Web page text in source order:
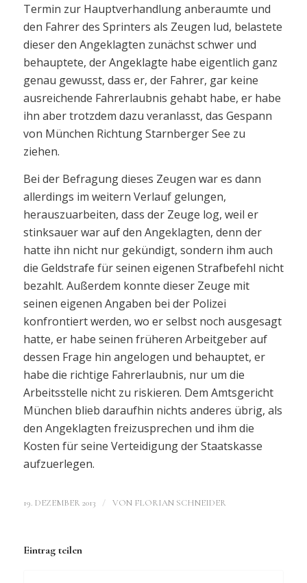
Termin zur Hauptverhandlung anberaumte und
den Fahrer des Sprinters als Zeugen lud, belastete
dieser den Angeklagten zunächst schwer und
behauptete, der Angeklagte habe eigentlich ganz
genau gewusst, dass er, der Fahrer, gar keine
ausreichende Fahrerlaubnis gehabt habe, er habe
ihn aber trotzdem dazu veranlasst, das Gespann
von München Richtung Starnberger See zu
ziehen.
Bei der Befragung dieses Zeugen war es dann
allerdings im weitern Verlauf gelungen,
herauszuarbeiten, dass der Zeuge log, weil er
stinksauer war auf den Angeklagten, denn der
hatte ihn nicht nur gekündigt, sondern ihm auch
die Geldstrafe für seinen eigenen Strafbefehl nicht
bezahlt. Außerdem konnte dieser Zeuge mit
seinen eigenen Angaben bei der Polizei
konfrontiert werden, wo er selbst noch ausgesagt
hatte, er habe seinen früheren Arbeitgeber auf
dessen Frage hin angelogen und behauptet, er
habe die richtige Fahrerlaubnis, nur um die
Arbeitsstelle nicht zu riskieren. Dem Amtsgericht
München blieb daraufhin nichts anderes übrig, als
den Angeklagten freizusprechen und ihm die
Kosten für seine Verteidigung der Staatskasse
aufzuerlegen.
19. DEZEMBER 2013 / VON FLORIAN SCHNEIDER
Eintrag teilen